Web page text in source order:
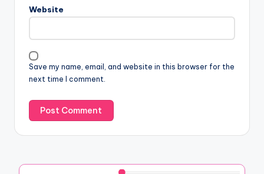
Website
Save my name, email, and website in this browser for the
next time I comment.